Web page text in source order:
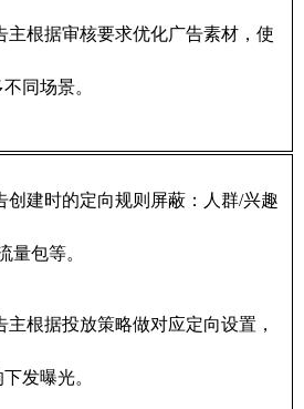
主根据审核要求优化广告素材，使
同场景。
创建时的定向规则屏蔽：人群/兴趣
量包等。
主根据投放策略做对应定向设置，
发曝光。